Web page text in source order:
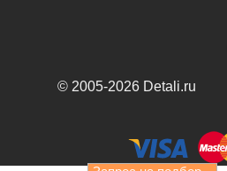
© 2005-2026 Detali.ru